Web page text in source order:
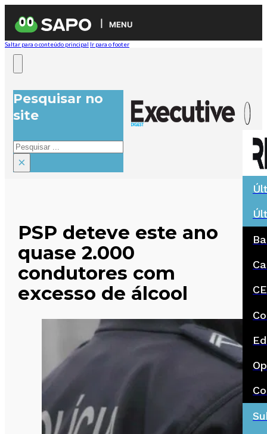
MENU
Saltar para o conteúdo principal Ir para o footer
Pesquisar no
site
Pesquisar
×
PSP deteve este ano
quase 2.000
condutores com
excesso de álcool